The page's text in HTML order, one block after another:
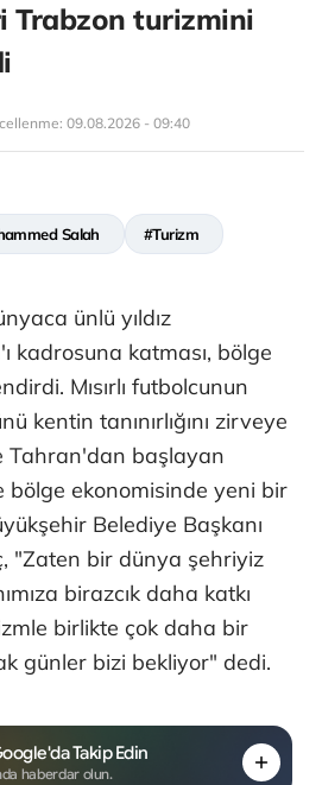
Trabzon turizmini
09.08.2026 - 09:40
Salah #Turizm
ünlü yıldız
kadrosuna katması, bölge
Mısırlı futbolcunun
kentin tanınırlığını zirveye
Tahran'dan başlayan
bölge ekonomisinde yeni bir
Belediye Başkanı
"Zaten bir dünya şehriyiz
birazcık daha katkı
birlikte çok daha bir
günler bizi bekliyor" dedi.
Takip Edin
haberdar olun.